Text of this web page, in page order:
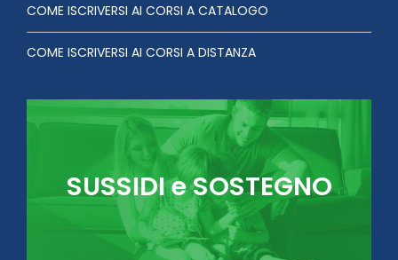
COME ISCRIVERSI AI CORSI A CATALOGO
COME ISCRIVERSI AI CORSI A DISTANZA
SUSSIDI e SOSTEGNO